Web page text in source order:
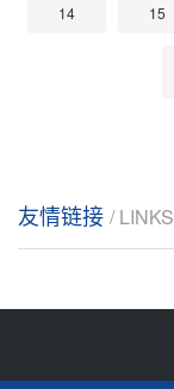
14 15
友情链接 / LINKS